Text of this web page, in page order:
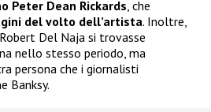
Peter Dean Rickards , che
del volto dell’artista. Inoltre,
Del Naja si trovasse
nello stesso periodo, ma
persona che i giornalisti
Banksy.